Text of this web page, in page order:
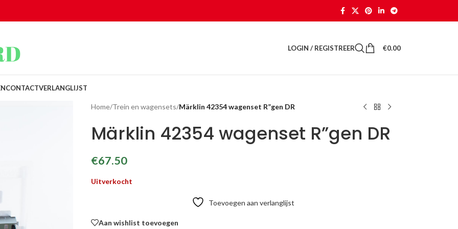
LOGIN / REGISTREER €0.00
CONTACTVERLANGLIJST
Home/Trein en wagensets/Märklin 42354 wagenset R”gen DR
Märklin 42354 wagenset R”gen DR
€67.50
Uitverkocht
Toevoegen aan verlanglijst
Aan wishlist toevoegen